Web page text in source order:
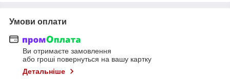
Умови оплати
Ви отримаєте замовлення
або гроші повернуться на вашу картку
Детальніше